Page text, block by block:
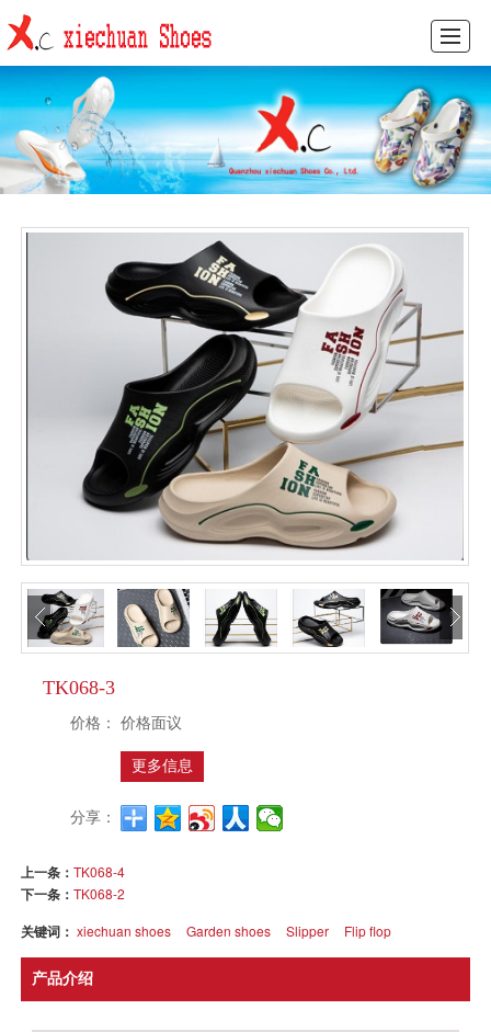
HOME ABOUT US CONTACT US CN
TK068-3
价格： 价格面议
更多信息
分享：
上一条：TK068-4
下一条：TK068-2
关键词：xiechuan shoes Garden shoes Slipper Flip flop
产品介绍